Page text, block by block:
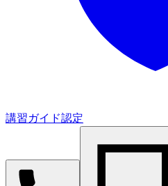
講習ガイド認定